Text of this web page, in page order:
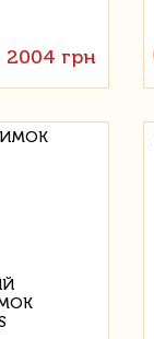
2004 грн